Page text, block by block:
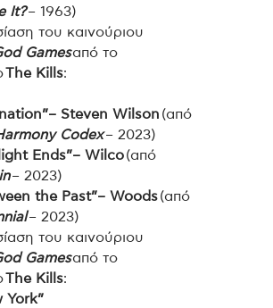
It?– 1963)
του καινούριου
Gamesαπό το
The Kills:
Steven Wilson (από
Codex– 2023)
Ends”– Wilco(από
– 2023)
the Past”– Woods(από
– 2023)
του καινούριου
Gamesαπό το
The Kills:
York”